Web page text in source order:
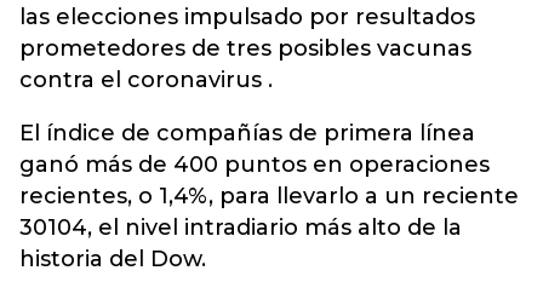
las elecciones impulsado por resultados
prometedores de tres posibles vacunas
contra el coronavirus .
El índice de compañías de primera línea
ganó más de 400 puntos en operaciones
recientes, o 1,4%, para llevarlo a un reciente
30104, el nivel intradiario más alto de la
historia del Dow.